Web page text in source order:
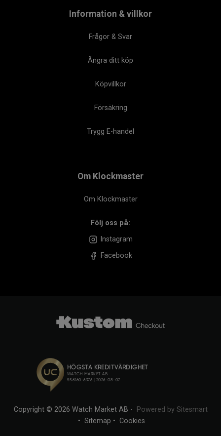
Information & villkor
Frågor & Svar
Ångra ditt köp
Köpvillkor
Försäkring
Trygg E-handel
Om Klockmaster
Om Klockmaster
Följ oss på:
Instagram
Facebook
Copyright © 2026 Watch Market AB -
Powered by Sitesmart
• Sitemap • Cookies